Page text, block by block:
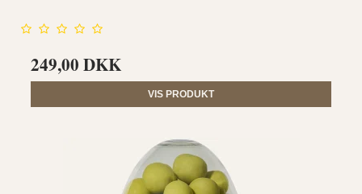
249,00 DKK
VIS PRODUKT